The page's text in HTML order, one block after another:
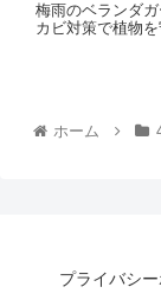
梅雨のベランダ
カビ対策で植物を
ホーム
プライバシ